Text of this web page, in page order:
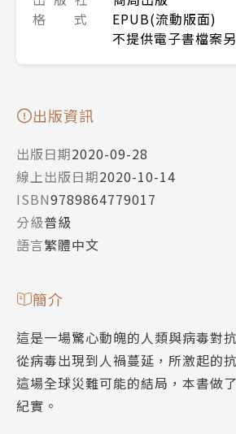
格 式
EPUB(流動版面)
不提供電子書檔案
出版資訊
出版日期2020-09-28
線上出版日期2020-10-14
ISBN9789864779017
分級普級
語言繁體中文
簡介
這是一場驚心動魄的人類與病毒對
從病毒出現到人禍蔓延，所激起的
這場全球災難可能的結局，本書做
紀實。